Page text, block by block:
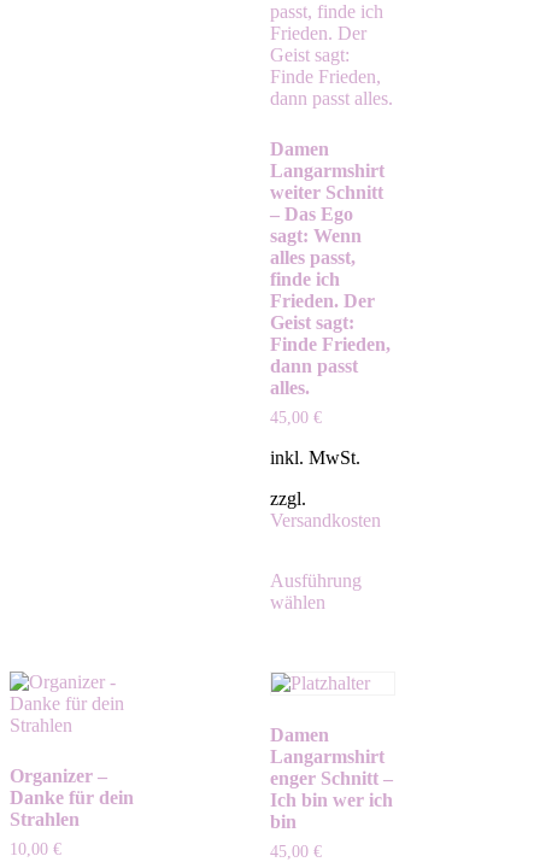
Damen
Langarmshirt
weiter Schnitt
– Das Ego
sagt: Wenn
alles passt,
finde ich
Frieden. Der
Geist sagt:
Finde Frieden,
dann passt
alles.
45,00 €
inkl. MwSt.
zzgl.
Versandkosten
Ausführung
wählen
Organizer –
Danke für dein
Strahlen
10,00 €
Damen
Langarmshirt
enger Schnitt –
Ich bin wer ich
bin
45,00 €